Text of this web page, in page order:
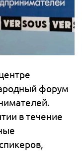
форум
в течение